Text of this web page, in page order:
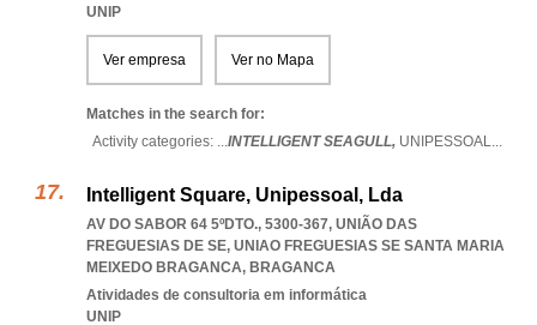
UNIP
Ver empresa Ver no Mapa
Matches in the search for:
Activity categories: ...INTELLIGENT SEAGULL, UNIPESSOAL...
Intelligent Square, Unipessoal, Lda
AV DO SABOR 64 5ºDTO., 5300-367, UNIÃO DAS
FREGUESIAS DE SE, UNIAO FREGUESIAS SE SANTA MARIA
MEIXEDO BRAGANCA, BRAGANCA
Atividades de consultoria em informática
UNIP